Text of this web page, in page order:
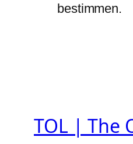
bestimmen.
TOL | The